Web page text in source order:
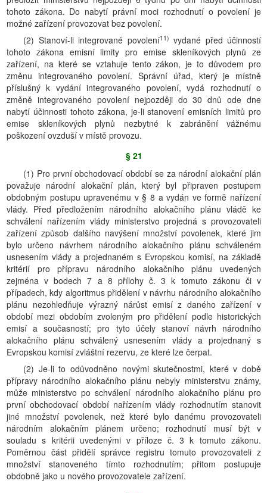
tohoto zákona. Do nabytí právní moci rozhodnutí o povolení je
možné zařízení provozovat bez povolení.
(2) Stanoví-li integrované povolení11) vydané před účinností
tohoto zákona emisní limity pro emise skleníkových plynů ze
zařízení, na které se vztahuje tento zákon, je to důvodem pro
změnu integrovaného povolení. Správní úřad, který je místně
příslušný k vydání integrovaného povolení, vydá rozhodnutí o
změně integrovaného povolení nejpozději do 30 dnů ode dne
nabytí účinnosti tohoto zákona, je-li stanovení emisních limitů pro
emise skleníkových plynů nezbytné k zabránění vážnému
poškození ovzduší v místě provozu.
§ 21
(1) Pro první obchodovací období se za národní alokační plán
považuje národní alokační plán, který byl připraven postupem
obdobným postupu upravenému v § 8 a vydán ve formě nařízení
vlády. Před předložením národního alokačního plánu vládě ke
schválení nařízením vlády ministerstvo projedná s provozovateli
zařízení způsob dalšího navýšení množství povolenek, které jim
bylo určeno návrhem národního alokačního plánu schváleném
usnesením vlády a projednaném s Evropskou komisí, na základě
kritérií pro přípravu národního alokačního plánu uvedených
zejména v bodech 7 a 8 přílohy č. 3 k tomuto zákonu či v
případech, kdy algoritmus přidělení v návrhu národního alokačního
plánu nezohledňuje výrazný nárůst emisí z daného zařízení v
období mezi obdobím zvoleným pro přidělení podle historických
emisí a současností; pro tyto účely stanoví návrh národního
alokačního plánu schválený usnesením vlády a projednaný s
Evropskou komisí zvláštní rezervu, ze které lze čerpat.
(2) Je-li to odůvodněno novými skutečnostmi, které v době
přípravy národního alokačního plánu nebyly ministerstvu známy,
může ministerstvo po schválení národního alokačního plánu pro
první obchodovací období nařízením vlády rozhodnutím stanovit
jiné množství povolenek, než které bylo danému provozovateli
národním alokačním plánem určeno; rozhodnutí musí být v
souladu s kritérii uvedenými v příloze č. 3 k tomuto zákonu.
Poměrnou část přidělí správce registru tomuto provozovateli z
množství stanoveného tímto rozhodnutím; přitom postupuje
obdobně jako u nového provozovatele zařízení.